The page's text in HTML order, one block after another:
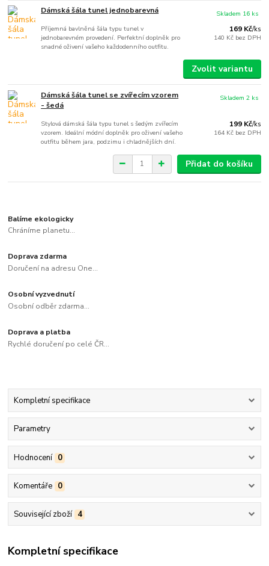
Dámská šála tunel jednobarevná
Příjemná bavlněná šála typu tunel v
jednobarevném provedení. Perfektní doplněk pro
snadné oživení vašeho každodenního outfitu.
169 Kč/ks
140 Kč bez DPH
Skladem 16 ks
Zvolit variantu
Dámská šála tunel se zvířecím vzorem
- šedá
Stylová dámská šála typu tunel s šedým zvířecím
vzorem. Ideální módní doplněk pro oživení vašeho
outfitu během jara, podzimu i chladnějších dní.
199 Kč/ks
164 Kč bez DPH
Skladem 2 ks
Přidat do košíku
Balíme ekologicky
Chráníme planetu...
Doprava zdarma
Doručení na adresu One...
Osobní vyzvednutí
Osobní odběr zdarma...
Doprava a platba
Rychlé doručení po celé ČR...
Kompletní specifikace
Parametry
Hodnocení 0
Komentáře 0
Související zboží 4
Kompletní specifikace